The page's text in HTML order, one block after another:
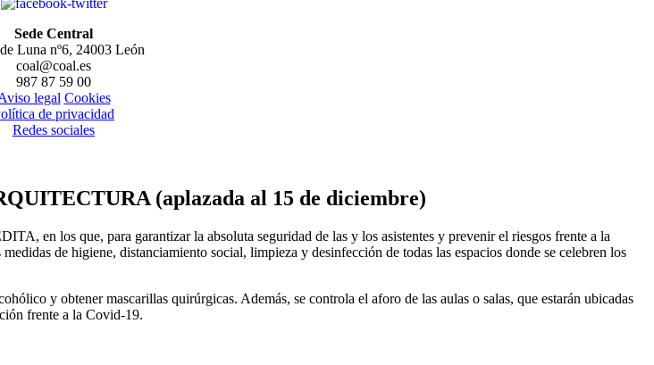
Sede Central
Luna nº6, 24003 León
coal@coal.es
987 87 59 00
legal Cookies
de privacidad
Redes sociales
(aplazada al 15 de diciembre)
en los que, para garantizar la absoluta seguridad de las y los asistentes y prevenir el riesgos frente a la
de higiene, distanciamiento social, limpieza y desinfección de todas las espacios donde se celebren los
y obtener mascarillas quirúrgicas. Además, se controla el aforo de las aulas o salas, que estarán ubicadas
frente a la Covid-19.